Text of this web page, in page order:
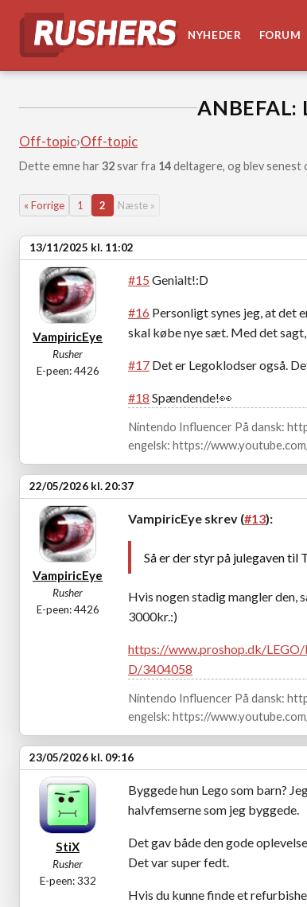
NYHEDER FORUM
ANBEFAL:
Off-topic›Off-topic
Dette emne har 32svar fra 14deltagere, og blev
« Forrige 1 2 Næste »
13/11/2025 kl. 11:02
VampiricEye
Rusher
E-peen: 4426
#15 Genialt!:D
#16 Personligt synes jeg, at det
skal købe nye sæt. Med det
#17 Det er Legoklodser også.
#18 Spændende!👀
Nintendo Influencer På dansk:
engelsk: https://
22/05/2026 kl. 20:37
VampiricEye
Rusher
E-peen: 4426
VampiricEye skrev (#13):
Så er der styr på julegaven til
Hvis nogen stadig mangler den,
3000kr.:)
https://www.proshop.dk/
D/3404058
Nintendo Influencer På dansk:
engelsk: https://
23/05/2026 kl. 09:16
StiX
Rusher
E-peen: 332
Byggede hun Lego som barn?
halvfemserne som jeg byggede.
Det gav både den gode
Det var super fedt.
Hvis du kunne finde et